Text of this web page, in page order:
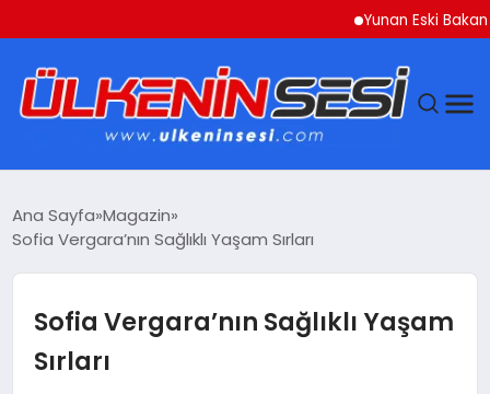
Yunan Eski Bakan
EKONOMI
GÜNDEM
MAGAZIN
Ana Sayfa Magazin
Sofia Vergara’nın Sağlıklı Yaşam Sırları
Sofia Vergara’nın Sağlıklı Yaşam
Sırları